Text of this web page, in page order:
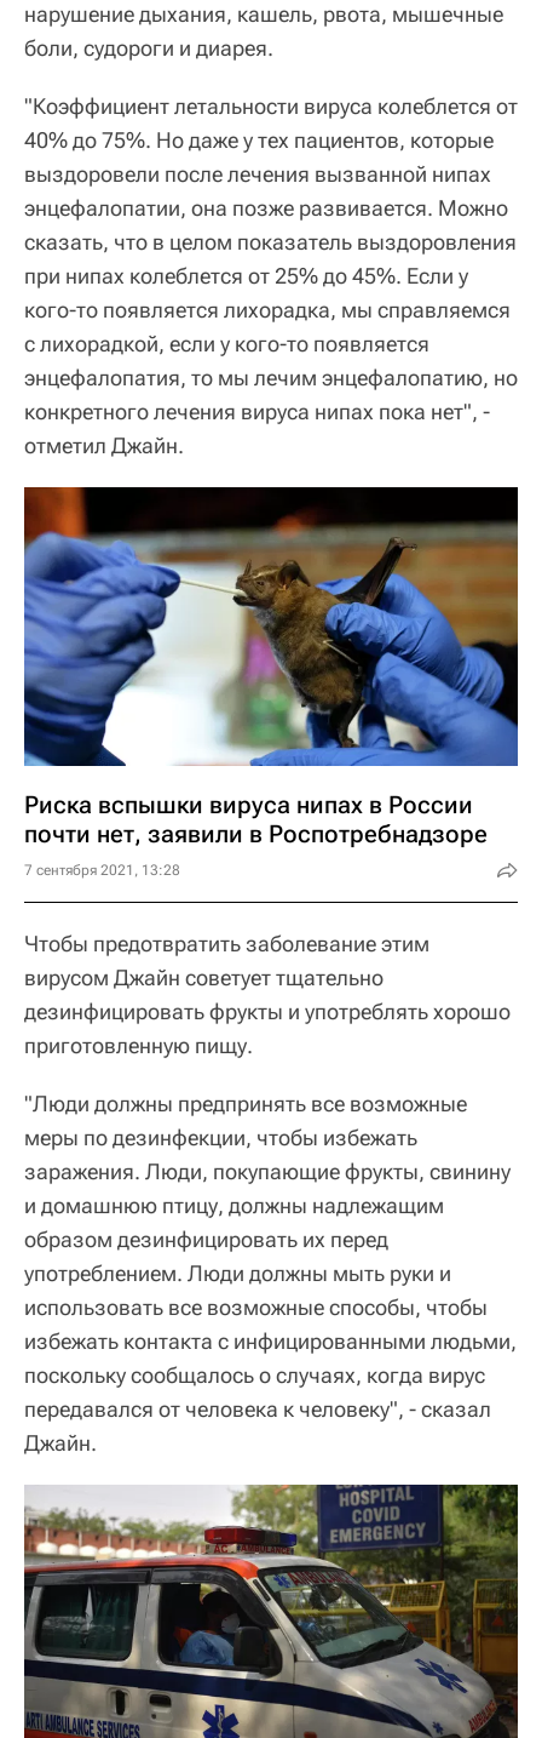
нарушение дыхания, кашель, рвота, мышечные
боли, судороги и диарея.
"Коэффициент летальности вируса колеблется от
40% до 75%. Но даже у тех пациентов, которые
выздоровели после лечения вызванной нипах
энцефалопатии, она позже развивается. Можно
сказать, что в целом показатель выздоровления
при нипах колеблется от 25% до 45%. Если у
кого-то появляется лихорадка, мы справляемся
с лихорадкой, если у кого-то появляется
энцефалопатия, то мы лечим энцефалопатию, но
конкретного лечения вируса нипах пока нет", -
отметил Джайн.
Риска вспышки вируса нипах в России
почти нет, заявили в Роспотребнадзоре
7 сентября 2021, 13:28
Чтобы предотвратить заболевание этим
вирусом Джайн советует тщательно
дезинфицировать фрукты и употреблять хорошо
приготовленную пищу.
"Люди должны предпринять все возможные
меры по дезинфекции, чтобы избежать
заражения. Люди, покупающие фрукты, свинину
и домашнюю птицу, должны надлежащим
образом дезинфицировать их перед
употреблением. Люди должны мыть руки и
использовать все возможные способы, чтобы
избежать контакта с инфицированными людьми,
поскольку сообщалось о случаях, когда вирус
передавался от человека к человеку", - сказал
Джайн.